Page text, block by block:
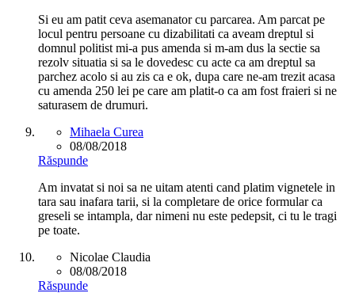
Si eu am patit ceva asemanator cu parcarea. Am parcat pe
locul pentru persoane cu dizabilitati ca aveam dreptul si
domnul politist mi-a pus amenda si m-am dus la sectie sa
rezolv situatia si sa le dovedesc cu acte ca am dreptul sa
parchez acolo si au zis ca e ok, dupa care ne-am trezit acasa
cu amenda 250 lei pe care am platit-o ca am fost fraieri si ne
saturasem de drumuri.
Mihaela Curea
08/08/2018
Răspunde
Am invatat si noi sa ne uitam atenti cand platim vignetele in
tara sau inafara tarii, si la completare de orice formular ca
greseli se intampla, dar nimeni nu este pedepsit, ci tu le tragi
pe toate.
Nicolae Claudia
08/08/2018
Răspunde